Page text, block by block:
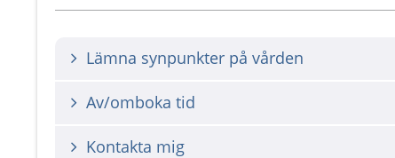
Lämna synpunkter på vården
Av/omboka tid
Kontakta mig